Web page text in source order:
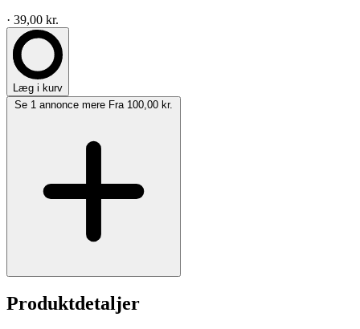
· 39,00 kr.
Læg i kurv
Se 1 annonce mere Fra 100,00 kr.
Produktdetaljer